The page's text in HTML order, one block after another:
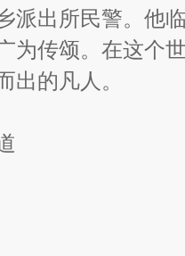
派出所民警。他
为传颂。在这个
出的凡人。